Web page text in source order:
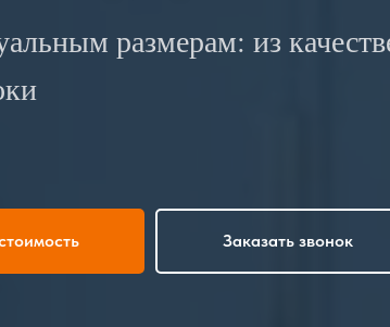
размерам: из
Заказать звонок